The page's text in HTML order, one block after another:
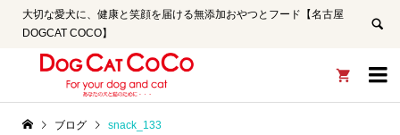
大切な愛犬に、健康と笑顔を届ける無添加おやつとフード【名古屋
DOGCAT COCO】


ブログ snack_133